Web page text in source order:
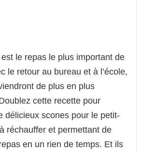
le repas le plus important de
le retour au bureau et à l’école,
de plus en plus
cette recette pour
délicieux scones pour le petit-
réchauffer et permettant de
en un rien de temps. Et ils